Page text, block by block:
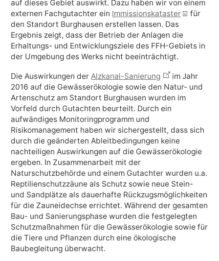
auf dieses Gebiet auswirkt. Dazu haben wir von einem
externen Fachgutachter ein Immissionskataster
für
den Standort Burghausen erstellen lassen. Das
Ergebnis zeigt, dass der Betrieb der Anlagen die
Erhaltungs- und Entwicklungsziele des FFH-Gebiets in
der Umgebung des Werks nicht beeinträchtigt.
Die Auswirkungen derAlzkanal-Sanierung
im Jahr
2016 auf die Gewässerökologie sowie den Natur- und
Artenschutz am Standort Burghausen wurden im
Vorfeld durch Gutachten beurteilt. Durch ein
aufwändiges Monitoringprogramm und
Risikomanagement haben wir sichergestellt, dass sich
durch die geänderten Ableitbedingungen keine
nachteiligen Auswirkungen auf die Gewässerökologie
ergeben. In Zusammenarbeit mit der
Naturschutzbehörde und einem Gutachter wurden u.a.
Reptilienschutzzäune als Schutz sowie neue Stein-
und Sandplätze als dauerhafte Rückzugsmöglichkeiten
für die Zauneidechse errichtet. Während der gesamten
Bau- und Sanierungsphase wurden die festgelegten
Schutzmaßnahmen für die Gewässerökologie sowie für
die Tiere und Pflanzen durch eine ökologische
Baubegleitung überwacht.